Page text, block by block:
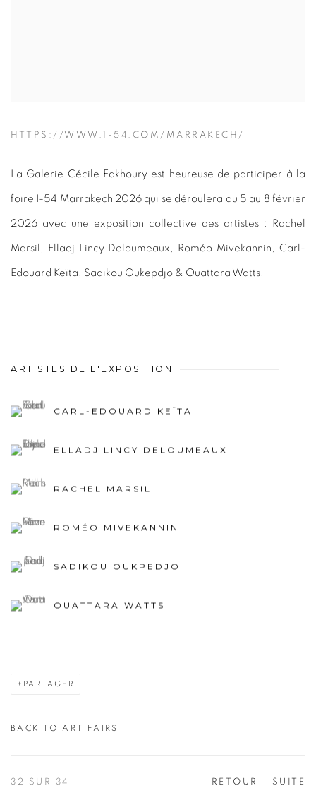
HTTPS://WWW.1-54.COM/MARRAKECH/
La Galerie Cécile Fakhoury est heureuse de participer à la
foire 1-54 Marrakech 2026 qui se déroulera du 5 au 8 février
2026 avec une exposition collective des artistes : Rachel
Marsil, Elladj Lincy Deloumeaux, Roméo Mivekannin, Carl-
Edouard Keïta, Sadikou Oukepdjo & Ouattara Watts.
ARTISTES DE L'EXPOSITION
CARL-EDOUARD KEÏTA
ELLADJ LINCY DELOUMEAUX
RACHEL MARSIL
ROMÉO MIVEKANNIN
SADIKOU OUKPEDJO
OUATTARA WATTS
PARTAGER
BACK TO ART FAIRS
RETOUR SUITE
32 SUR 34